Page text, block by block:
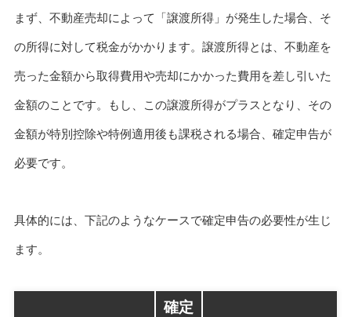
まず、不動産売却によって「譲渡所得」が発生した場合、そ
の所得に対して税金がかかります。譲渡所得とは、不動産を
売った金額から取得費用や売却にかかった費用を差し引いた
金額のことです。もし、この譲渡所得がプラスとなり、その
金額が特別控除や特例適用後も課税される場合、確定申告が
必要です。
具体的には、下記のようなケースで確定申告の必要性が生じ
ます。
確定